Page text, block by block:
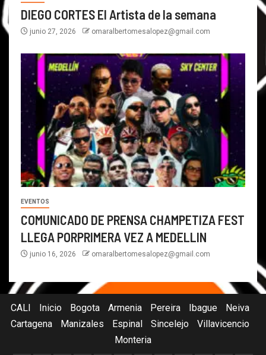
DIEGO CORTES El Artista de la semana
junio 27, 2026 omaralbertomesalopez@gmail.com
EVENTOS
COMUNICADO DE PRENSA CHAMPETIZA FEST
LLEGA PORPRIMERA VEZ A MEDELLIN
junio 16, 2026 omaralbertomesalopez@gmail.com
CALI Inicio Bogota Armenia Pereira Ibague
Neiva
Cartagena
Manizales Espinal Sincelejo
Villavicencio
Monteria